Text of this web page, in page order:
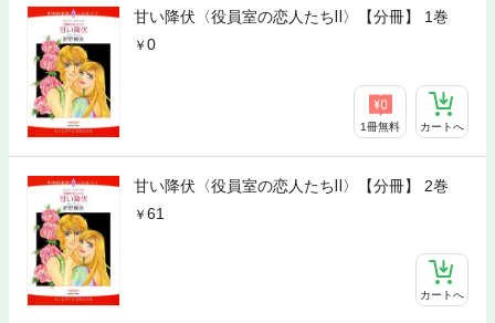
甘い降伏〈役員室の恋人たちⅡ〉【分冊】 1巻
0
1冊無料 カートへ
甘い降伏〈役員室の恋人たちⅡ〉【分冊】 2巻
61
カートへ